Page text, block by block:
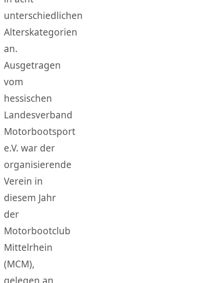
unterschiedlichen
Alterskategorien
an.
Ausgetragen
vom
hessischen
Landesverband
Motorbootsport
e.V. war der
organisierende
Verein in
diesem Jahr
der
Motorbootclub
Mittelrhein
(MCM),